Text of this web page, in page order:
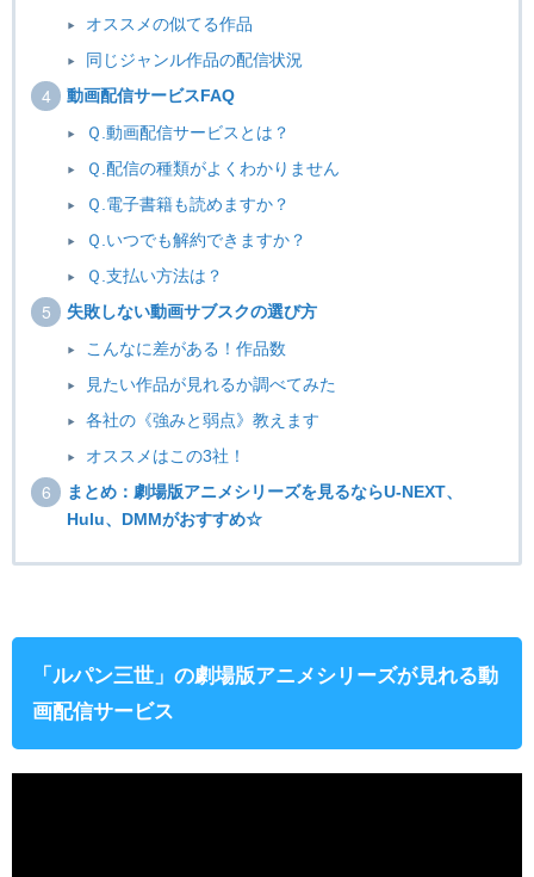
オススメの似てる作品
同じジャンル作品の配信状況
動画配信サービスFAQ
Ｑ.動画配信サービスとは？
Ｑ.配信の種類がよくわかりません
Ｑ.電子書籍も読めますか？
Ｑ.いつでも解約できますか？
Ｑ.支払い方法は？
失敗しない動画サブスクの選び方
こんなに差がある！作品数
見たい作品が見れるか調べてみた
各社の《強みと弱点》教えます
オススメはこの3社！
まとめ：劇場版アニメシリーズを見るならU-NEXT、
Hulu、DMMがおすすめ☆
「ルパン三世」の劇場版アニメシリーズが見れる動
画配信サービス